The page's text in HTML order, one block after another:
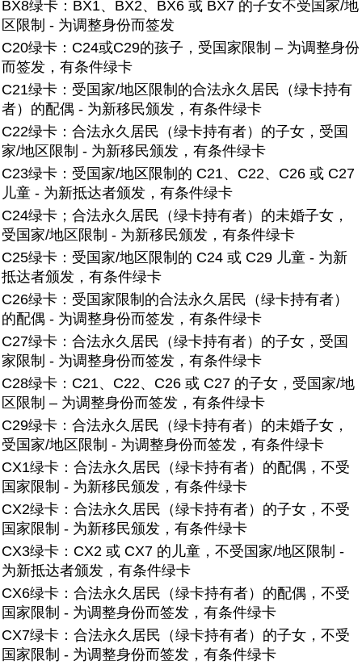
BX8绿卡： BX1、BX2、BX6 或 BX7 的子女不受国家/地
区限制 - 为调整身份而签发
C20绿卡： C24或C29的孩子，受国家限制 – 为调整身份
而签发，有条件绿卡
C21绿卡： 受国家/地区限制的合法永久居民（绿卡持有
者）的配偶 - 为新移民颁发，有条件绿卡
C22绿卡： 合法永久居民（绿卡持有者）的子女，受国
家/地区限制 - 为新移民颁发，有条件绿卡
C23绿卡： 受国家/地区限制的 C21、C22、C26 或 C27
儿童 - 为新抵达者颁发，有条件绿卡
C24绿卡； 合法永久居民（绿卡持有者）的未婚子女，
受国家/地区限制 - 为新移民颁发，有条件绿卡
C25绿卡： 受国家/地区限制的 C24 或 C29 儿童 - 为新
抵达者颁发，有条件绿卡
C26绿卡： 受国家限制的合法永久居民（绿卡持有者）
的配偶 - 为调整身份而签发，有条件绿卡
C27绿卡： 合法永久居民（绿卡持有者）的子女，受国
家限制 - 为调整身份而签发，有条件绿卡
C28绿卡： C21、C22、C26 或 C27 的子女，受国家/地
区限制 – 为调整身份而签发，有条件绿卡
C29绿卡： 合法永久居民（绿卡持有者）的未婚子女，
受国家/地区限制 - 为调整身份而签发，有条件绿卡
CX1绿卡： 合法永久居民（绿卡持有者）的配偶，不受
国家限制 - 为新移民颁发，有条件绿卡
CX2绿卡： 合法永久居民（绿卡持有者）的子女，不受
国家限制 - 为新移民颁发，有条件绿卡
CX3绿卡： CX2 或 CX7 的儿童，不受国家/地区限制 -
为新抵达者颁发，有条件绿卡
CX6绿卡： 合法永久居民（绿卡持有者）的配偶，不受
国家限制 - 为调整身份而签发，有条件绿卡
CX7绿卡： 合法永久居民（绿卡持有者）的子女，不受
国家限制 - 为调整身份而签发，有条件绿卡